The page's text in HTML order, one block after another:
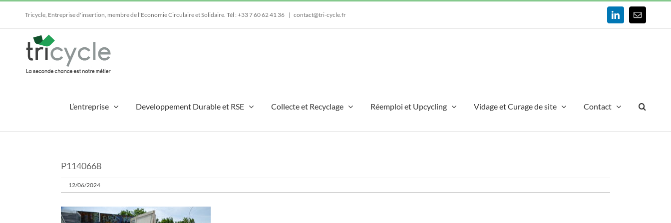
Tricycle, Entreprise d'insertion, membre de l'Economie Circulaire et Solidaire. Tél : +33 7 60 62 41 36 | contact@tri-cycle.fr LinkedInEmail
L’entreprise Developpement Durable et RSE Collecte et Recyclage Réemploi et Upcycling Vidage et Curage de site Contact
P1140668
12/06/2024